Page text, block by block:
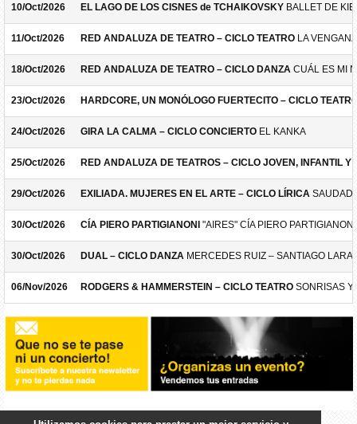
10/Oct/2026 EL LAGO DE LOS CISNES de TCHAIKOVSKY BALLET DE
11/Oct/2026 RED ANDALUZA DE TEATRO – CICLO TEATRO LA
18/Oct/2026 RED ANDALUZA DE TEATRO – CICLO DANZA CUÁL ES MI
23/Oct/2026 HARDCORE, UN MONÓLOGO FUERTECITO – CICLO
24/Oct/2026 GIRA LA CALMA – CICLO CONCIERTO EL KANKA
25/Oct/2026 RED ANDALUZA DE TEATROS – CICLO JOVEN, INFANTIL Y
29/Oct/2026 EXILIADA. MUJERES EN EL ARTE – CICLO LÍRICA
30/Oct/2026 CÍA PIERO PARTIGIANONI "AIRES" CÍA PIERO PARTIGIANONI
30/Oct/2026 DUAL – CICLO DANZA MERCEDES RUIZ – SANTIAGO LARA
06/Nov/2026 RODGERS & HAMMERSTEIN – CICLO TEATRO SONRISAS Y